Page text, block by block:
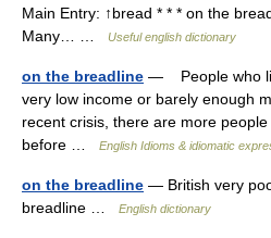
Main Entry: ↑bread * * * on the
Many… …
Useful english dictionary
on the breadline — People who
very low income or barely
recent crisis, there are more
before …
English Idioms & idiomatic
on the breadline — British very
breadline …
English dictionary